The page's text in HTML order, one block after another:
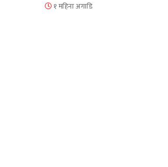
१ महिना अगाडि